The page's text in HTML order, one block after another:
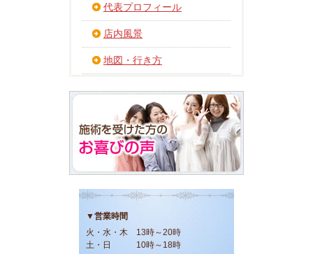
代表プロフィール
店内風景
地図・行き方
▼営業時間
火・水・木 13時～20時
土・日 10時～18時